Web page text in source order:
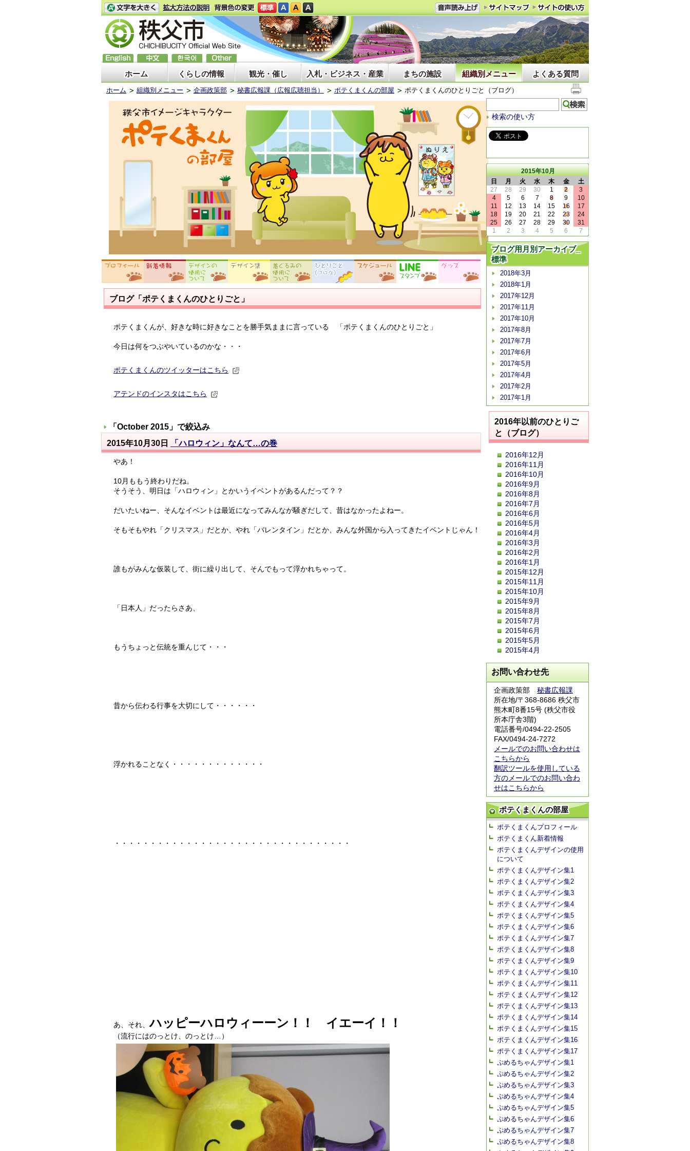
ホーム くらしの情報 観光・催し 入札・ビジネス・産業 まちの施設 組織別メニュー よくある質問
ホーム 組織別メニュー 企画政策部 秘書広報課（広報広聴担当） ポテくまくんの部屋 ポテくまくんのひとりごと（ブログ）
ブログ「ポテくまくんのひとりごと」
ポテくまくんが、好きな時に好きなことを勝手気ままに言っている 「ポテくまくんのひとりごと」
今日は何をつぶやいているのかな・・・
ポテくまくんのツイッターはこちら
アテンドのインスタはこちら
「 October 2015 」で絞込み
2015年10月30日
「ハロウィン」なんて…の巻
やあ！
10月ももう終わりだね。
そうそう、明日は「ハロウィン」とかいうイベントがあるんだって？？
だいたいねー、そんなイベントは最近になってみんなが騒ぎだして、昔はなかったよねー。
そもそもやれ「クリスマス」だとか、やれ「バレンタイン」だとか、みんな外国から入ってきたイベントじゃん！
誰もがみんな仮装して、街に繰り出して、そんでもって浮かれちゃって。
「日本人」だったらさあ、
もうちょっと伝統を重んじて・・・
昔から伝わる行事を大切にして・・・・・・
浮かれることなく・・・・・・・・・・・・・
・・・・・・・・・・・・・・・・・・・・・・・・・・・・・・・・・
あ、それ、ハッピーハロウィーーン！！ イエーイ！！
（流行にはのっとけ、のっとけ…）
検索の使い方
2015年10月
日
月 火 水 木 金
土
27
28 29 30 1 2
3
4
5 6 7 8 9
10
11
12 13 14 15 16
17
18
19 20 21 22 23
24
25
26 27 28 29 30
31
1
2 3 4 5 6 7
ブログ用月別アーカイブ_
標準
2018年3月
2018年1月
2017年12月
2017年11月
2017年10月
2017年8月
2017年7月
2017年6月
2017年5月
2017年4月
2017年2月
2017年1月
2016年以前のひとりご
と（ブログ）
2016年12月
2016年11月
2016年10月
2016年9月
2016年8月
2016年7月
2016年6月
2016年5月
2016年4月
2016年3月
2016年2月
2016年1月
2015年12月
2015年11月
2015年10月
2015年9月
2015年8月
2015年7月
2015年6月
2015年5月
2015年4月
お問い合わせ先
企画政策部 秘書広報課
所在地/〒368-8686 秩父市
熊木町8番15号 (秩父市役
所本庁舎3階)
電話番号/0494-22-2505
FAX/0494-24-7272
メールでのお問い合わせは
こちらから
翻訳ツールを使用している
方のメールでのお問い合わ
せはこちらから
ポテくまくんの部屋
ポテくまくんプロフィール
ポテくまくん新着情報
ポテくまくんデザインの使用
について
ポテくまくんデザイン集1
ポテくまくんデザイン集2
ポテくまくんデザイン集3
ポテくまくんデザイン集4
ポテくまくんデザイン集5
ポテくまくんデザイン集6
ポテくまくんデザイン集7
ポテくまくんデザイン集8
ポテくまくんデザイン集9
ポテくまくんデザイン集10
ポテくまくんデザイン集11
ポテくまくんデザイン集12
ポテくまくんデザイン集13
ポテくまくんデザイン集14
ポテくまくんデザイン集15
ポテくまくんデザイン集16
ポテくまくんデザイン集17
ぷめるちゃんデザイン集1
ぷめるちゃんデザイン集2
ぷめるちゃんデザイン集3
ぷめるちゃんデザイン集4
ぷめるちゃんデザイン集5
ぷめるちゃんデザイン集6
ぷめるちゃんデザイン集7
ぷめるちゃんデザイン集8